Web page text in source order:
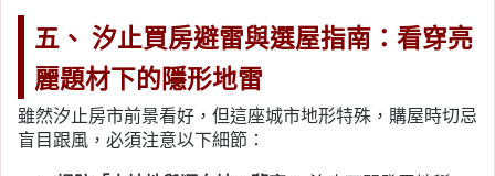
五、 汐止買房避雷與選屋指南：看穿亮
麗題材下的隱形地雷
雖然汐止房市前景看好，但這座城市地形特殊，購屋時切忌
盲目跟風，必須注意以下細節：